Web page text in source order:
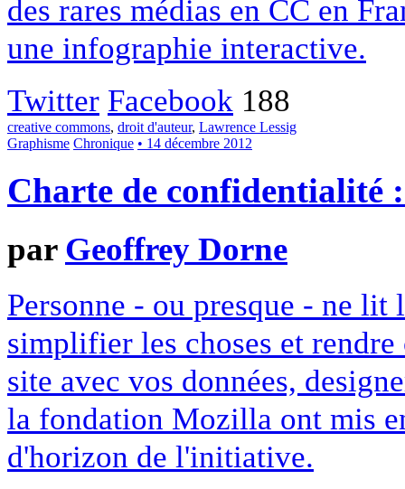
des rares médias en CC en
une infographie interactive.
Twitter Facebook 188
creative commons, droit d'auteur, Lawrence Lessig
Graphisme Chronique • 14 décembre 2012
Charte de confidentialité
par Geoffrey Dorne
Personne - ou presque - ne
simplifier les choses et
site avec vos données,
la fondation Mozilla ont mis
d'horizon de l'initiative.